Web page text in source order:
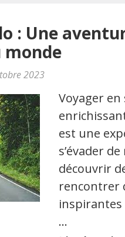
: Une
monde
2023
Voyager
est une
s’évader
découvrir
rencontrer
inspirantes
…